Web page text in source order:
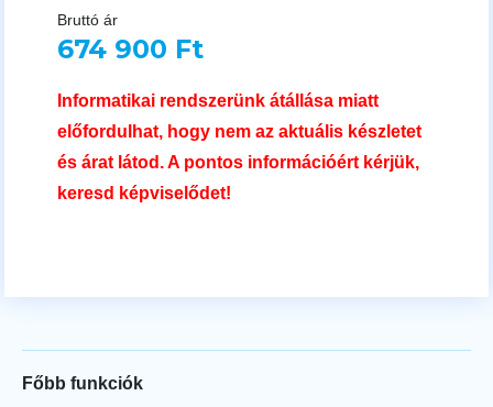
Bruttó ár
674 900 Ft
Informatikai rendszerünk átállása miatt
előfordulhat, hogy nem az aktuális készletet
és árat látod. A pontos információért kérjük,
keresd képviselődet!
Főbb funkciók